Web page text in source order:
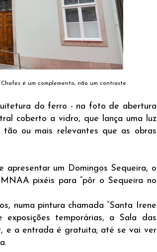
é um complemento, não um contraste
do ferro - na foto de abertura
coberto a vidro, que lança uma luz
ou mais relevantes que as obras
um Domingos Sequeira, o
pixéis para “pôr o Sequeira no
numa pintura chamada “Santa Irene
exposições temporárias, a Sala das
e a entrada é gratuita; até se vai ver